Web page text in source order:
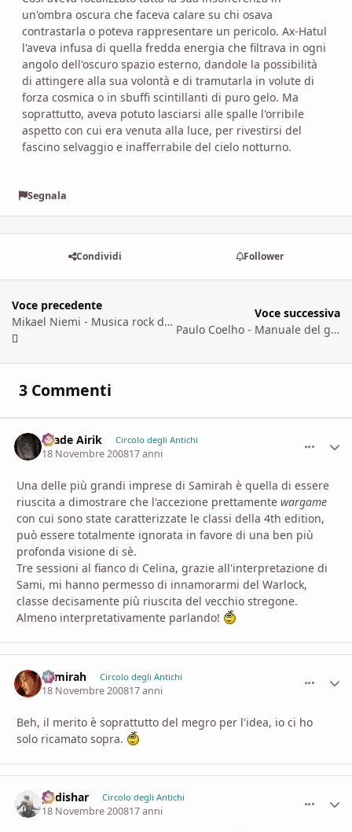
un'ombra oscura che faceva calare su chi osava
contrastarla o poteva rappresentare un pericolo. Ax-Hatul
l'aveva infusa di quella fredda energia che filtrava in ogni
angolo dell'oscuro spazio esterno, dandole la possibilità
di attingere alla sua volontà e di tramutarla in volute di
forza cosmica o in sbuffi scintillanti di puro gelo. Ma
soprattutto, aveva potuto lasciarsi alle spalle l'orribile
aspetto con cui era venuta alla luce, per rivestirsi del
fascino selvaggio e inafferrabile del cielo notturno.
Segnala
Condividi Follower
Voce precedente
Mikael Niemi - Musica rock da Vittula
Voce successiva
Paulo Coelho - Manuale del guerriero della luce
3 Commenti
Hiade Airik Circolo degli Antichi
18 Novembre 200817 anni
Una delle più grandi imprese di Samirah è quella di essere
riuscita a dimostrare che l'accezione prettamente wargame
con cui sono state caratterizzate le classi della 4th edition,
può essere totalmente ignorata in favore di una ben più
profonda visione di sè.
Tre sessioni al fianco di Celina, grazie all'interpretazione di
Sami, mi hanno permesso di innamorarmi del Warlock,
classe decisamente più riuscita del vecchio stregone.
Almeno interpretativamente parlando!
Samirah Circolo degli Antichi
18 Novembre 200817 anni
Beh, il merito è soprattutto del megro per l'idea, io ci ho
solo ricamato sopra.
padishar Circolo degli Antichi
18 Novembre 200817 anni